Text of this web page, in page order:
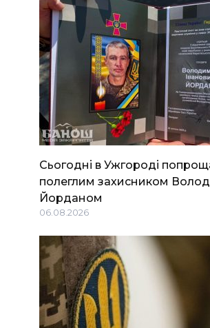
Сьогодні в Ужгороді
полеглим захисником
Йорданом
06.08.2026